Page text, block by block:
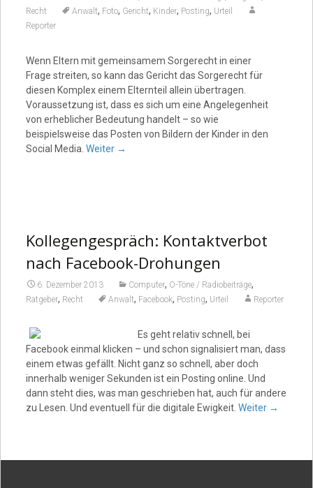
Recht Anwalt, Foto, Gericht, Kinder, Posting, Urteil
Reporter
Wenn Eltern mit gemeinsamem Sorgerecht in einer
Frage streiten, so kann das Gericht das Sorgerecht für
diesen Komplex einem Elternteil allein übertragen.
Voraussetzung ist, dass es sich um eine Angelegenheit
von erheblicher Bedeutung handelt – so wie
beispielsweise das Posten von Bildern der Kinder in den
Social Media. Weiter →
Kollegengespräch: Kontaktverbot
nach Facebook-Drohungen
6. Dezember 2013 Computer, O-Töne / Radiobeiträge,
Ratgeber, Recht Anwalt, Facebook, Posting, Urteil Reporter
Es geht relativ schnell, bei
Facebook einmal klicken – und schon signalisiert man, dass
einem etwas gefällt. Nicht ganz so schnell, aber doch
innerhalb weniger Sekunden ist ein Posting online. Und
dann steht dies, was man geschrieben hat, auch für andere
zu Lesen. Und eventuell für die digitale Ewigkeit. Weiter →